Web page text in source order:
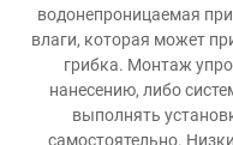
водонепроницаемая
влаги, которая может
грибка. Монтаж
нанесению, либо
выполнять
самостоятельно.